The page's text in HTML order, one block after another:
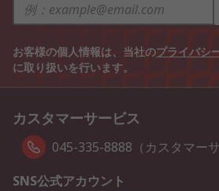
お客様の個人情報は、当社のプライバシ
に取り扱いを行います。
カスタマーサービス
045-335-8888（カスタマーサ
SNS公式アカウント